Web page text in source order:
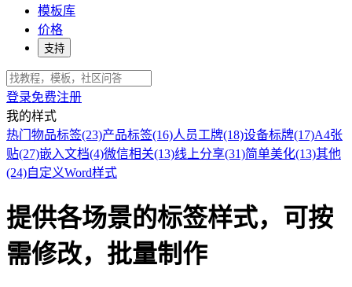
模板库
价格
支持
登录免费注册
我的样式
热门 物品标签(23)产品标签(16)人员工牌(18)设备标牌(17)A4张
贴(27)嵌入文档(4)微信相关(13)线上分享(31)简单美化(13)其他
(24)自定义Word样式
提供各场景的标签样式，可按
需修改，批量制作